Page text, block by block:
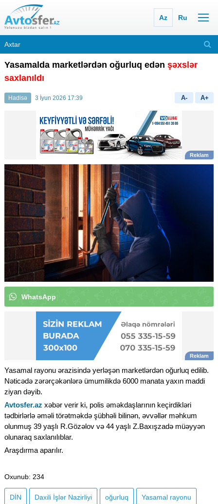
Az Ru
Yasamalda marketlərdən oğurluq edən şəxslər
saxlanıldı
Hadisə 3 İyun 2026 17:39 A- A+
WhatsApp
Yasamal rayonu ərazisində yerləşən marketlərdən oğurluq edilib.
Nəticədə zərərçəkənlərə ümumilikdə 6000 manata yaxın maddi
ziyan dəyib.
Avtosfer.az xəbər verir ki, polis əməkdaşlarının keçirdikləri
tədbirlərlə əməli törətməkdə şübhəli bilinən, əvvəllər məhkum
olunmuş 39 yaşlı R.Gözəlov və 44 yaşlı Z.Baxışzadə müəyyən
olunaraq saxlanılıblar.
Araşdırma aparılır.
Oxunub: 234
DİN Daxili İşlər Nazirliyi oğurluq Yasamal rayonu